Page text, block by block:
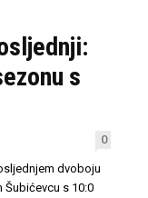
s
0
dvoboju
Šubićevcu s 10:0